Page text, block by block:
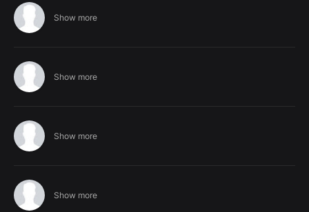
Show more
Show more
Show more
Show more